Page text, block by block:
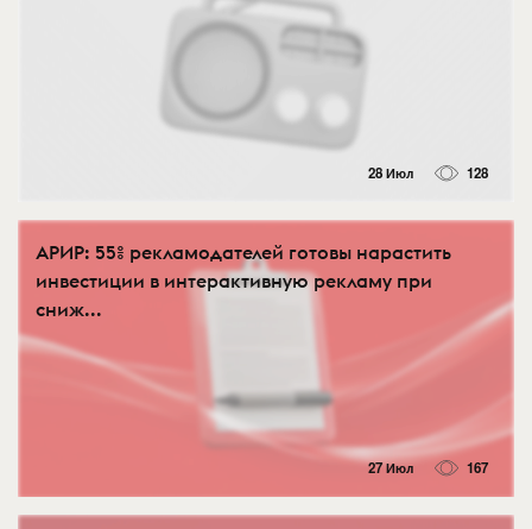
28 Июл 128
АРИР: 55% рекламодателей готовы нарастить
инвестиции в интерактивную рекламу при
сниж...
27 Июл 167